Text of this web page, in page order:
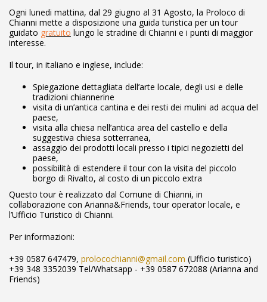
Ogni lunedi mattina, dal 29 giugno al 31 Agosto, la Proloco di
Chianni mette a disposizione una guida turistica per un tour
guidato gratuito lungo le stradine di Chianni e i punti di maggior
interesse.
Il tour, in italiano e inglese, include:
Spiegazione dettagliata dell’arte locale, degli usi e delle
tradizioni chiannerine
visita di un’antica cantina e dei resti dei mulini ad acqua del
paese,
visita alla chiesa nell’antica area del castello e della
suggestiva chiesa sotterranea,
assaggio dei prodotti locali presso i tipici negozietti del
paese,
possibilità di estendere il tour con la visita del piccolo
borgo di Rivalto, al costo di un piccolo extra
Questo tour è realizzato dal Comune di Chianni, in
collaborazione con Arianna&Friends, tour operator locale, e
l’Ufficio Turistico di Chianni.
Per informazioni:
+39 0587 647479, prolocochianni@gmail.com (Ufficio turistico)
+39 348 3352039 Tel/Whatsapp - +39 0587 672088 (Arianna and
Friends)